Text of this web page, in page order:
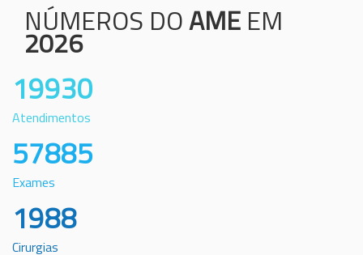
NÚMEROS DOAME EM
2026
19930
Atendimentos
57885
Exames
1988
Cirurgias